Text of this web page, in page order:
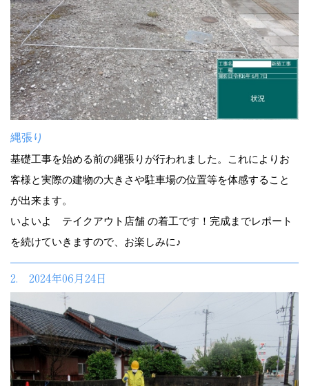
縄張り
基礎工事を始める前の縄張りが行われました。これによりお
客様と実際の建物の大きさや駐車場の位置等を体感すること
が出来ます。
いよいよ テイクアウト店舗 の着工です！完成までレポート
を続けていきますので、お楽しみに♪
2. 2024年06月24日